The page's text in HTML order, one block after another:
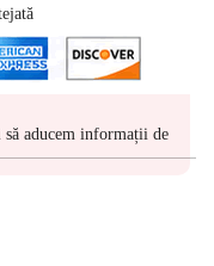
să aducem informații de